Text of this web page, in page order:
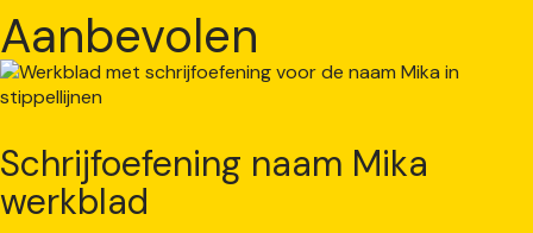
Aanbevolen
Schrijfoefening naam Mika
werkblad